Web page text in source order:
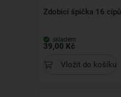
Zdobicí špička 16 cípů
skladem
39,00 Kč
Vložit do košíku